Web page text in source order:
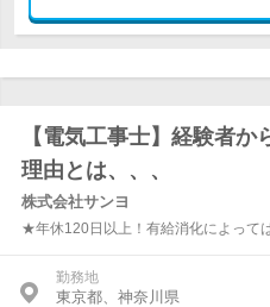
【電気工事士】経験者
理由とは、、、
株式会社サンヨ
★年休120日以上！有給消化によって
勤務地
東京都、神奈川県